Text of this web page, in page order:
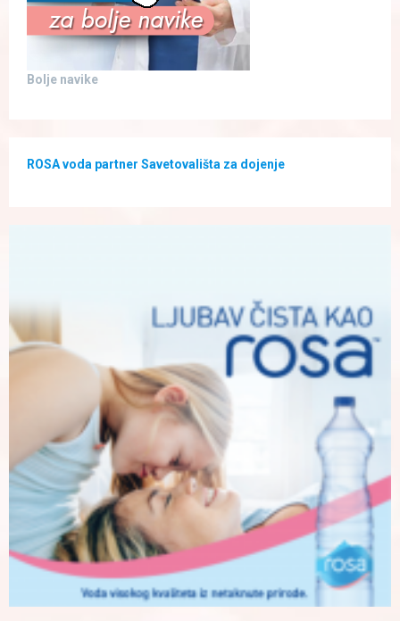
Bolje navike
ROSA voda partner Savetovališta za dojenje